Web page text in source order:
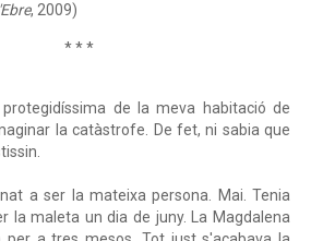
, 2009)
* * *
de la meva habitació de
la catàstrofe. De fet, ni sabia que
a ser la mateixa persona. Mai. Tenia
la maleta un dia de juny. La Magdalena